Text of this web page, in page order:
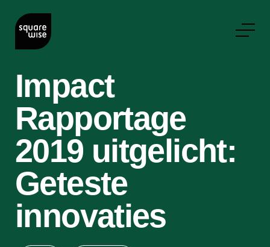
Impact
Rapportage
2019 uitgelicht:
Geteste
innovaties